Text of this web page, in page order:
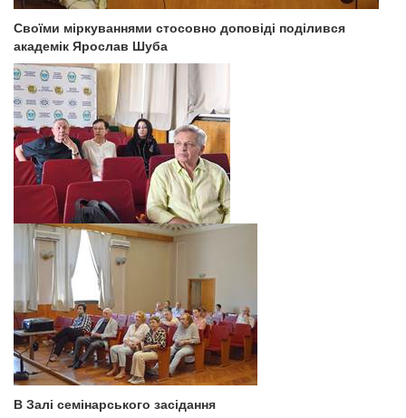
Своїми міркуваннями стосовно доповіді поділився
академік Ярослав Шуба
В Залі семінарського засідання